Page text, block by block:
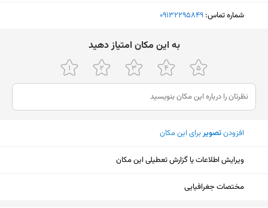
سه‌شنبه (امروز)
جمعه
۱۴:۳۰ تا ۲۴
شنبه
۱۴:۳۰ تا ۲۴
یکشنبه
دوشنبه
شماره تماس: ‎09132295849
ﺑﻪ اﯾﻦ ﻣﮑﺎن اﻣﺘﯿﺎز دﻫﯿﺪ
افزودنتصویربرای این مکان
ویرایش اطلاعات یا گزارش تعطیلی این مکان
مختصات جغرافیایی